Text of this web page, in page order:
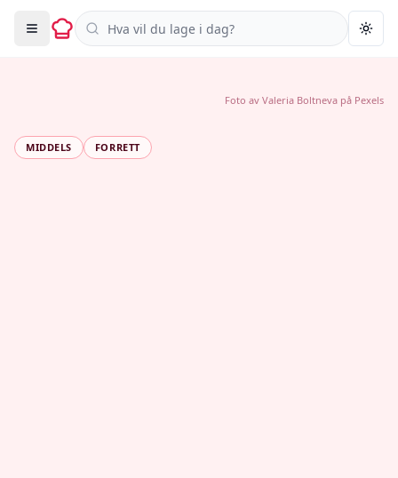
Søk i oppskrifter
MIDDELS FORRETT
Foto av Valeria Boltneva på Pexels